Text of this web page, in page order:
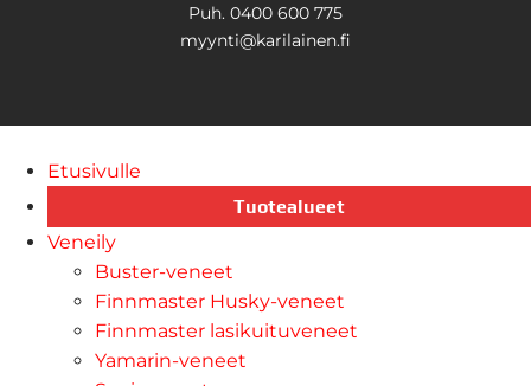
Puh. 0400 600 775
myynti@karilainen.fi
Etusivulle
Tuotealueet
Veneily
Buster-veneet
Finnmaster Husky-veneet
Finnmaster lasikuituveneet
Yamarin-veneet